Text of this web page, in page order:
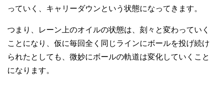
っていく、キャリーダウンという状態になってきます。
つまり、レーン上のオイルの状態は、刻々と変わっていく
ことになり、仮に毎回全く同じラインにボールを投げ続け
られたとしても、微妙にボールの軌道は変化していくこと
になります。